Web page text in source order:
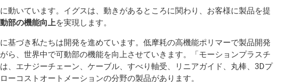
に動いています。イグスは、動きがあるところに関わり、お客様に製品を提
部の機能向上を実現します。
に基づき私たちは開発を進めています。低摩耗の高機能ポリマーで製品開発
がら、世界中で可動部の機能を向上させていきます。「モーションプラスチ
は、エナジーチェーン、ケーブル、すべり軸受、リニアガイド、丸棒、3Dプ
ローコストオートメーションの分野の製品があります。